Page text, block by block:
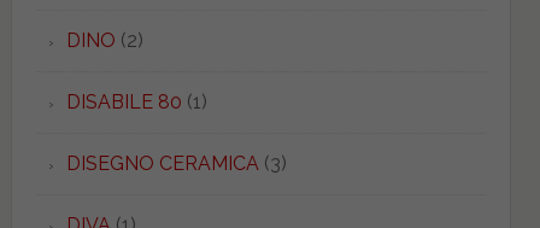
DINO (2)
DISABILE 80 (1)
DISEGNO CERAMICA(3)